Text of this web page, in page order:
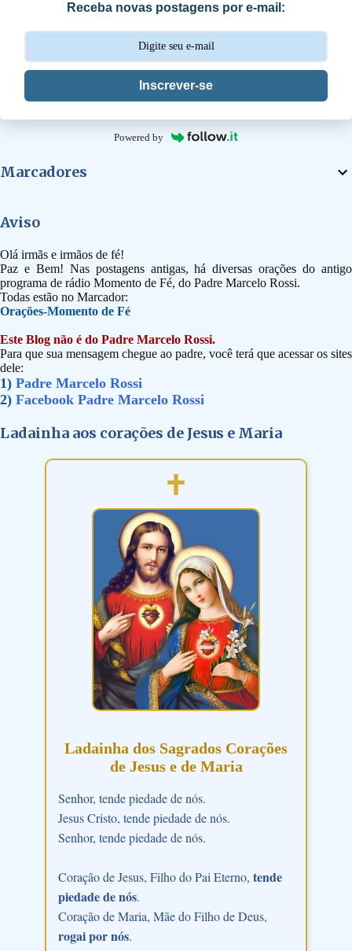
s
Receba novas postagens por e-mail:
Inscrever-se
Powered by
Marcadores
Aviso
Olá irmãs e irmãos de fé!
Paz e Bem! Nas postagens antigas, há diversas orações do antigo
programa de rádio Momento de Fé, do Padre Marcelo Rossi.
Todas estão no Marcador:
Orações-Momento de Fé
Este Blog não é do Padre Marcelo Rossi.
Para que sua mensagem chegue ao padre, você terá que acessar os sites
dele:
1) Padre Marcelo Rossi
2) Facebook Padre Marcelo Rossi
Ladainha aos corações de Jesus e Maria
Ladainha dos Sagrados Corações
de Jesus e de Maria
Senhor, tende piedade de nós.
Jesus Cristo, tende piedade de nós.
Senhor, tende piedade de nós.
Coração de Jesus, Filho do Pai Eterno, tende
piedade de nós.
Coração de Maria, Mãe do Filho de Deus,
rogai por nós.